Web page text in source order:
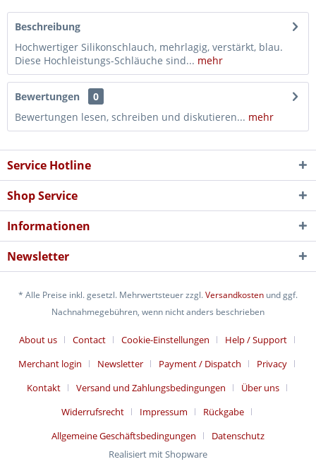
Beschreibung
Hochwertiger Silikonschlauch, mehrlagig, verstärkt, blau.
Diese Hochleistungs-Schläuche sind... mehr
Bewertungen
0
Bewertungen lesen, schreiben und diskutieren... mehr
Service Hotline
Shop Service
Informationen
Newsletter
* Alle Preise inkl. gesetzl. Mehrwertsteuer zzgl.Versandkosten und ggf.
Nachnahmegebühren, wenn nicht anders beschrieben
About us Contact Cookie-Einstellungen
Help / Support
Merchant login
Newsletter Payment / Dispatch
Privacy
Kontakt
Versand und Zahlungsbedingungen
Über uns
Widerrufsrecht
Impressum
Rückgabe
Allgemeine Geschäftsbedingungen
Datenschutz
Realisiert mit Shopware